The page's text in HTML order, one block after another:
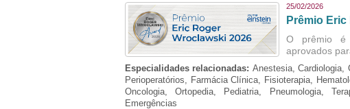
25/02/2026
Prêmio
O prêmio é
aprovados
Especialidades relacionadas: Anestesia, Cardiologia,
Perioperatórios, Farmácia Clínica, Fisioterapia,
Oncologia, Ortopedia, Pediatria, Pneumologia,
Emergências